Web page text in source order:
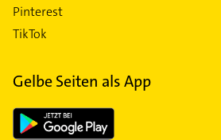
Pinterest
TikTok
Gelbe Seiten als App